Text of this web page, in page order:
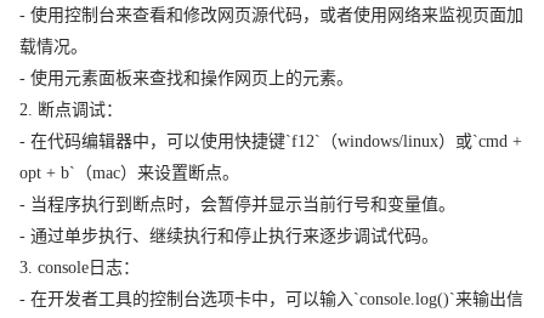
- 使用控制台来查看和修改网页源代码，或者使用网络来监视页面加
载情况。
- 使用元素面板来查找和操作网页上的元素。
2. 断点调试：
- 在代码编辑器中，可以使用快捷键`f12`（windows/linux）或`cmd +
opt + b`（mac）来设置断点。
- 当程序执行到断点时，会暂停并显示当前行号和变量值。
- 通过单步执行、继续执行和停止执行来逐步调试代码。
3. console日志：
- 在开发者工具的控制台选项卡中，可以输入`console.log()`来输出信